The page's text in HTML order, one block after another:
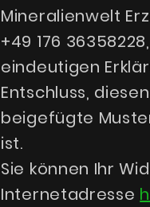
Mineralienwelt
+49 176
eindeutigen
Entschluss,
beigefügte
ist.
Sie können Ihr
Internetadresse